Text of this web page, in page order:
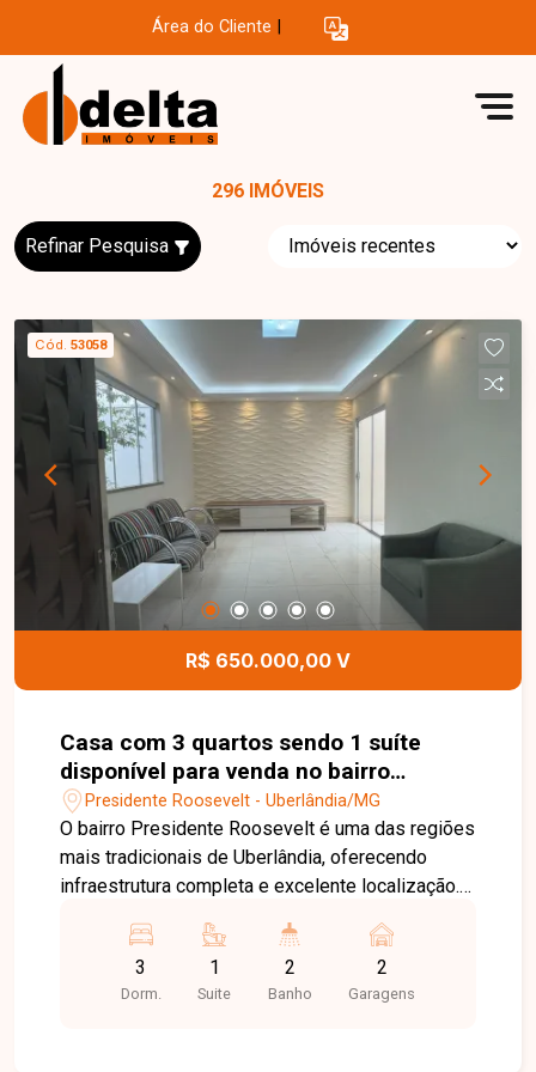
Área do Cliente
296 IMÓVEIS
Refinar Pesquisa
Cód. 53058
R$ 650.000,00 V
Casa com 3 quartos sendo 1 suíte
disponível para venda no bairro
Presidente Roosevelt em Uberlândia-
MG
Presidente Roosevelt - Uberlândia/MG
O bairro Presidente Roosevelt é uma das regiões
mais tradicionais de Uberlândia, oferecendo
infraestrutura completa e excelente localização.
cidade, o bairro conta com supermercados,
escolas, farmácias, bancos, restaurantes,
academias e diversos comércios,
3
Dorm.
1
Suite
2
Banho
2
Garagens